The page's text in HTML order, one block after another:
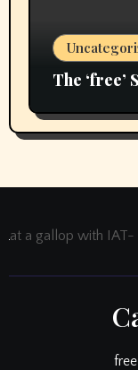
The ‘free’
at a gallop with IAT-